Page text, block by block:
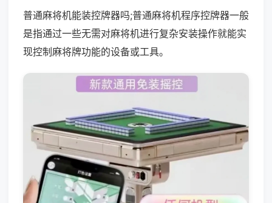
普通麻将机能装控牌器吗;普通麻将机程序控牌器一般
是指通过一些无需对麻将机进行复杂安装操作就能实
现控制麻将牌功能的设备或工具。